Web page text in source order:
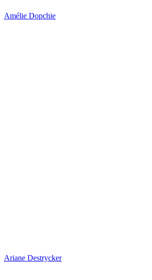
Amélie Dopchie
Ariane Destrycker